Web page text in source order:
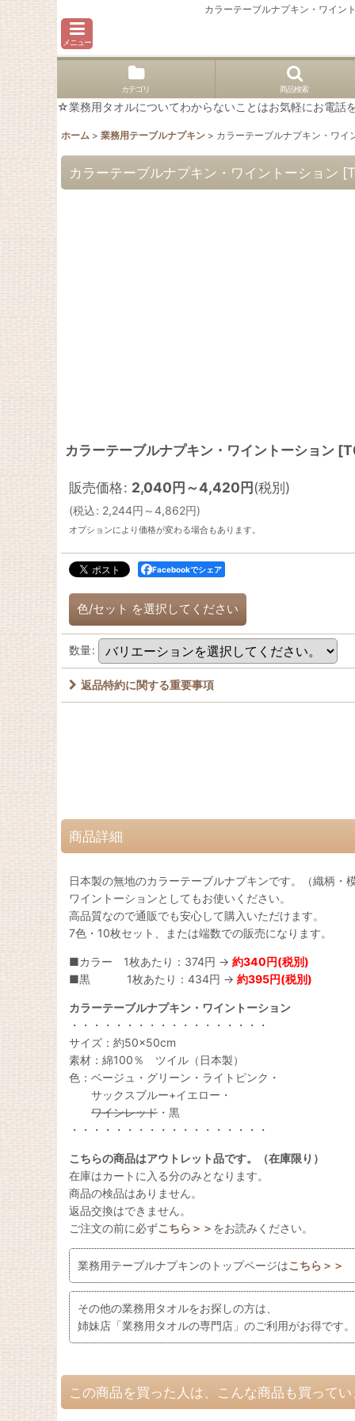
カラーテーブルナプキン・ワイン
メニュー
カテゴリ 商品検索
☆業務用タオルについてわからないことはお気軽にお電話
ホーム > 業務用テーブルナプキン > カラーテーブルナプキン・ワイ
カラーテーブルナプキン・ワイントーション [
カラーテーブルナプキン・ワイントーション [
販売価格: 2,040円～4,420円(税別)
(税込: 2,244円 ～4,862円)
オプションにより価格が変わる場合もあります。
Facebookでシェア
色/セット を選択してください
数量:
返品特約に関する重要事項
商品詳細
日本製の無地のカラーテーブルナプキンです。（織柄・模
ワイントーションとしてもお使いください。
高品質なので通販でも安心して購入いただけます。
7色・10枚セット、または端数での販売になります。
■カラー 1枚あたり：374円 → 約340円(税別)
■黒 1枚あたり：434円 → 約395円(税別)
カラーテーブルナプキン・ワイントーション
・・・・・・・・・・・・・・・・・・
サイズ：約50×50cm
素材：綿100％ ツイル（日本製）
色：ベージュ・グリーン・ライトピンク・
サックスブルー+イエロー・
ワインレッド ・黒
・・・・・・・・・・・・・・・・・・
こちらの商品はアウトレット品です。（在庫限り）
在庫はカートに入る分のみとなります。
商品の検品はありません。
返品交換はできません。
ご注文の前に必ずこちら＞＞ をお読みください。
業務用テーブルナプキンのトップページはこちら＞＞
その他の業務用タオルをお探しの方は、
姉妹店「業務用タオルの専門店」のご利用がお得です。
この商品を買った人は、こんな商品も買ってい